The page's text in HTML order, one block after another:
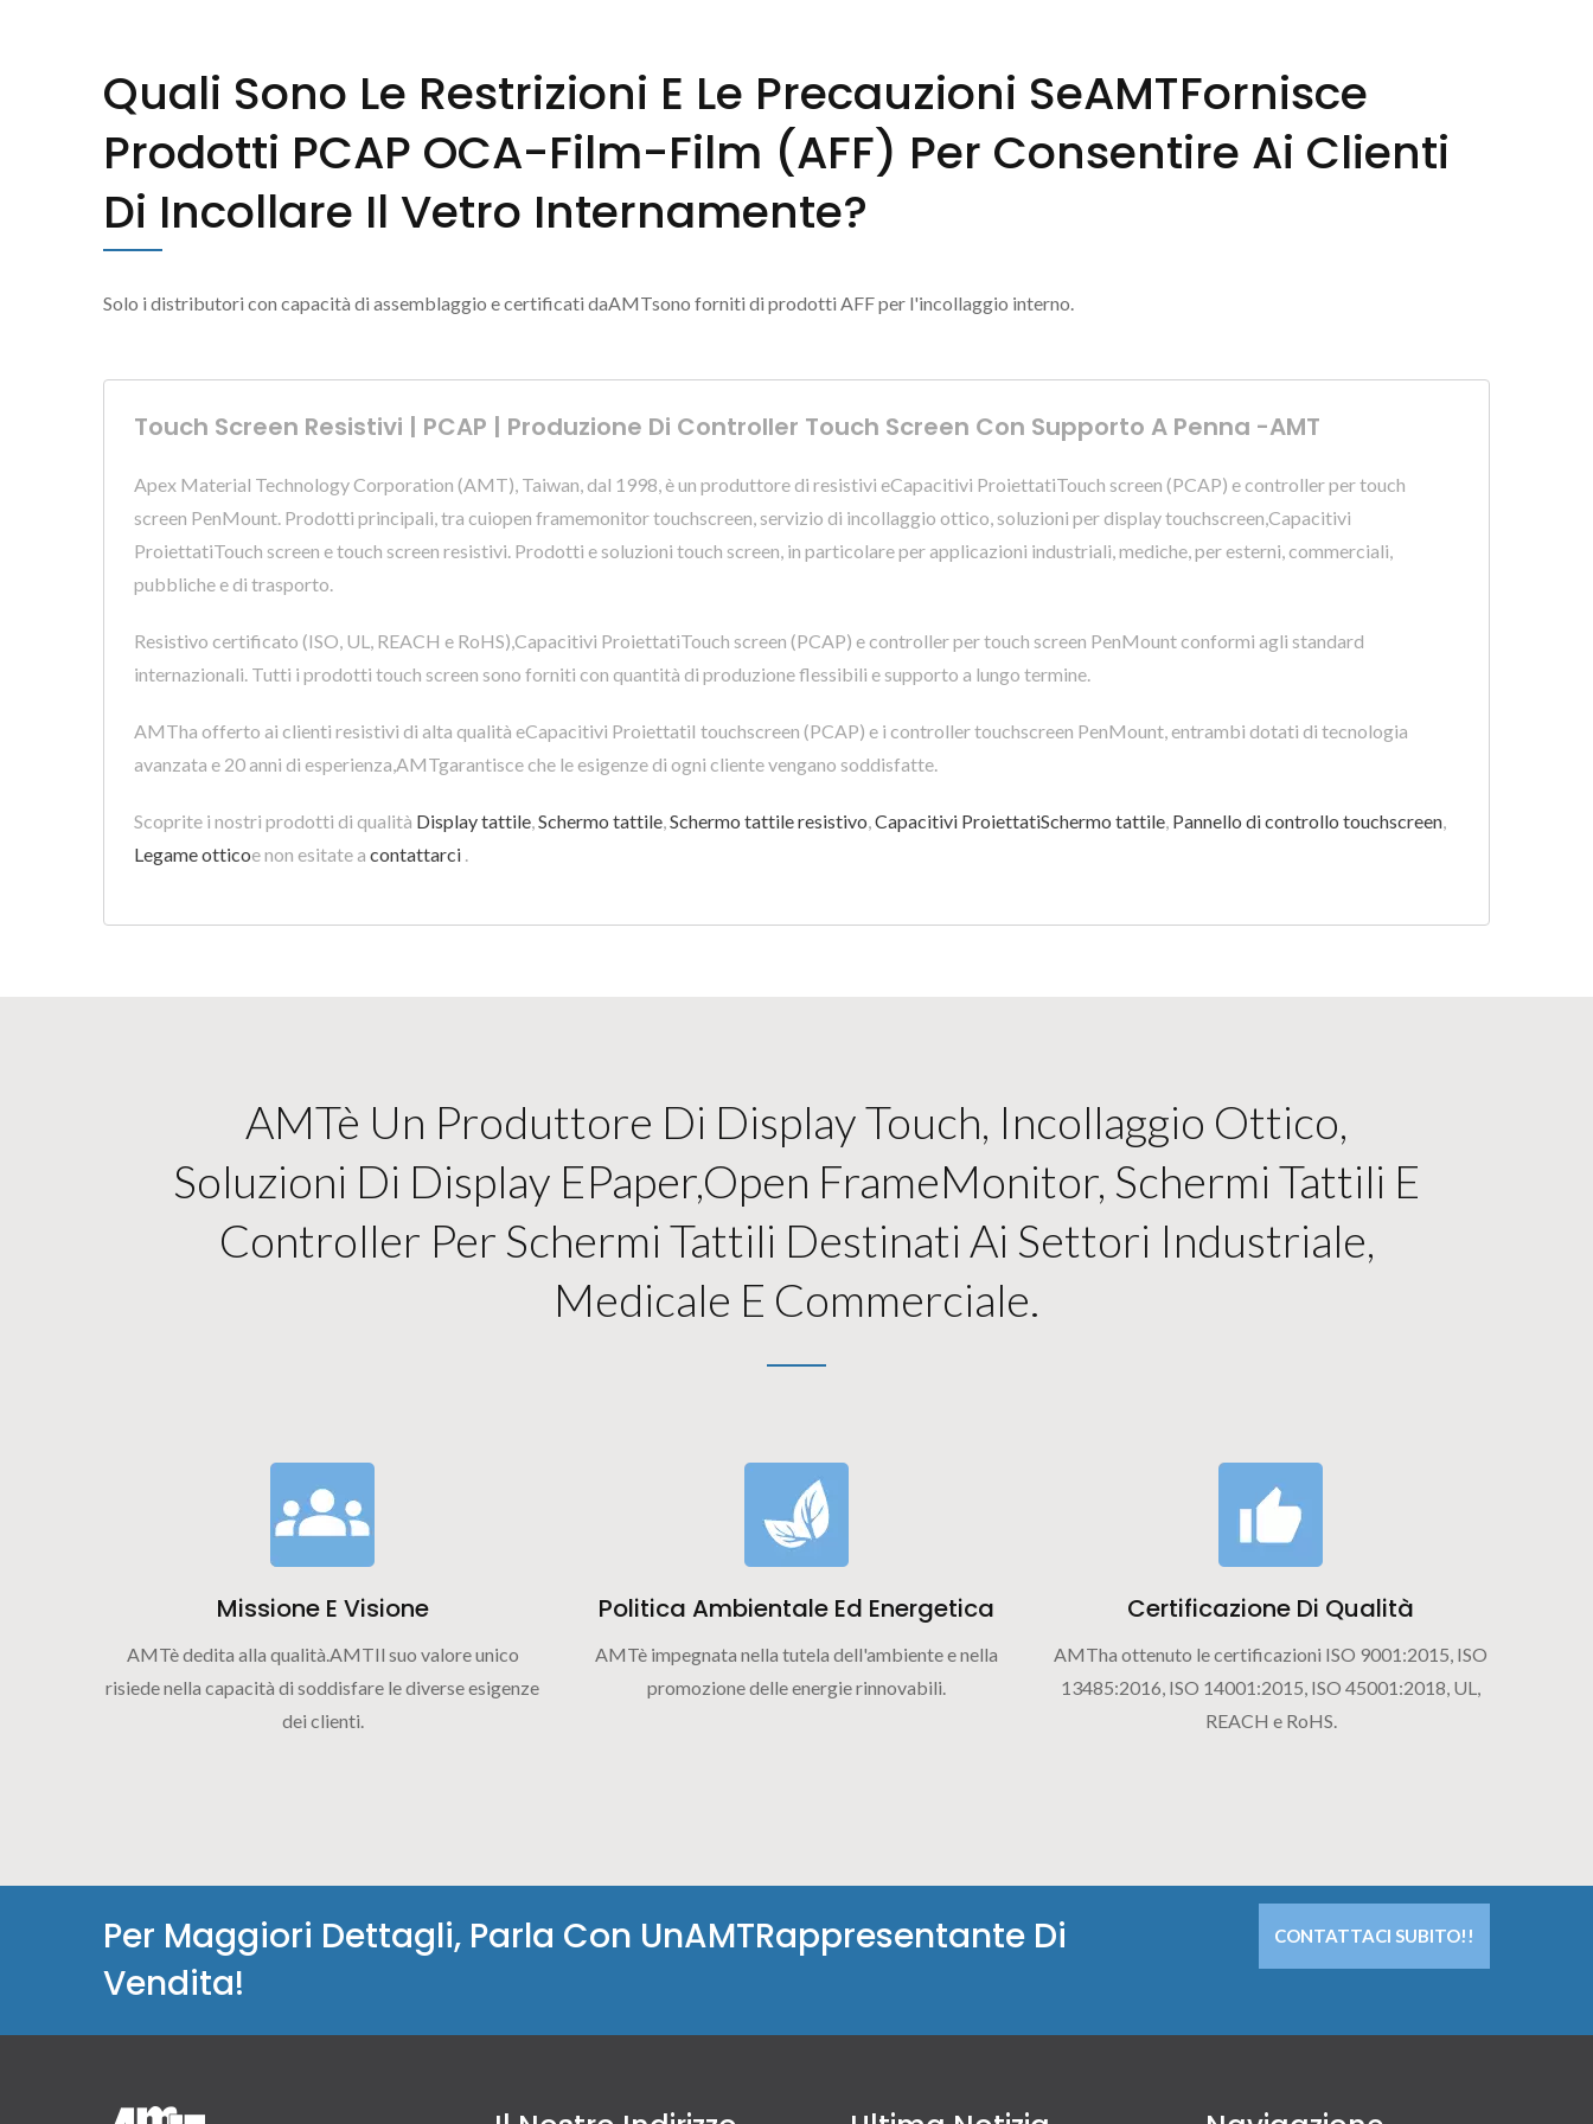
Quali Sono Le Restrizioni E Le Precauzioni SeAMTFornisce
Prodotti PCAP OCA-Film-Film (AFF) Per Consentire Ai Clienti
Di Incollare Il Vetro Internamente?
Solo i distributori con capacità di assemblaggio e certificati daAMTsono forniti di prodotti AFF per l'incollaggio interno.
Touch Screen Resistivi | PCAP | Produzione Di Controller Touch Screen Con Supporto A Penna -AMT
Apex Material Technology Corporation (AMT), Taiwan, dal 1998, è un produttore di resistivi eCapacitivi ProiettatiTouch screen (PCAP) e controller per touch
screen PenMount. Prodotti principali, tra cuiopen framemonitor touchscreen, servizio di incollaggio ottico, soluzioni per display touchscreen,Capacitivi
ProiettatiTouch screen e touch screen resistivi. Prodotti e soluzioni touch screen, in particolare per applicazioni industriali, mediche, per esterni, commerciali,
pubbliche e di trasporto.
Resistivo certificato (ISO, UL, REACH e RoHS),Capacitivi ProiettatiTouch screen (PCAP) e controller per touch screen PenMount conformi agli standard
internazionali. Tutti i prodotti touch screen sono forniti con quantità di produzione flessibili e supporto a lungo termine.
AMTha offerto ai clienti resistivi di alta qualità eCapacitivi ProiettatiI touchscreen (PCAP) e i controller touchscreen PenMount, entrambi dotati di tecnologia
avanzata e 20 anni di esperienza,AMTgarantisce che le esigenze di ogni cliente vengano soddisfatte.
Scoprite i nostri prodotti di qualità Display tattile,Schermo tattile,Schermo tattile resistivo,Capacitivi ProiettatiSchermo tattile, Pannello di controllo touchscreen,
Legame otticoe non esitate a contattarci .
AMTè Un Produttore Di Display Touch, Incollaggio Ottico,
Soluzioni Di Display EPaper,open FrameMonitor, Schermi Tattili E
Controller Per Schermi Tattili Destinati Ai Settori Industriale,
Medicale E Commerciale.
Missione E Visione
AMTè dedita alla qualità.AMTIl suo valore unico
risiede nella capacità di soddisfare le diverse esigenze
dei clienti.
Politica Ambientale Ed Energetica
AMTè impegnata nella tutela dell'ambiente e nella
promozione delle energie rinnovabili.
Certificazione Di Qualità
AMTha ottenuto le certificazioni ISO 9001:2015, ISO
13485:2016, ISO 14001:2015, ISO 45001:2018, UL,
REACH e RoHS.
Per Maggiori Dettagli, Parla Con UnAMTRappresentante Di
Vendita!
CONTATTACI SUBITO!!